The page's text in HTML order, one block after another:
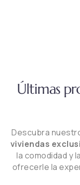
Últimas
Descubra
viviendas
la comodidad y
ofrecerle la